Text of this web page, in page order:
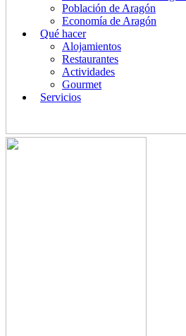
Población de Aragón
Economía de Aragón
Qué hacer
Alojamientos
Restaurantes
Actividades
Gourmet
Servicios